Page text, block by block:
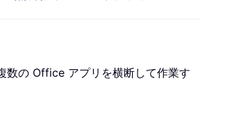
の Office アプリを横断して作業す